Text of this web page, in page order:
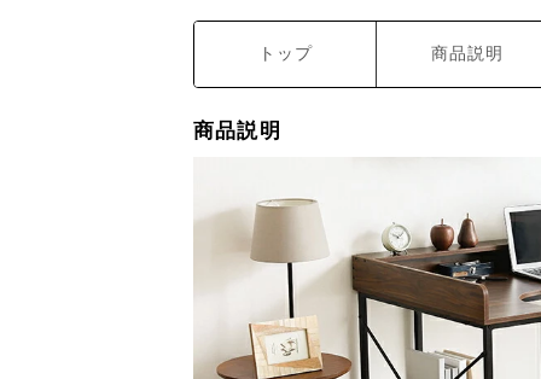
トップ 商品説明
商品説明